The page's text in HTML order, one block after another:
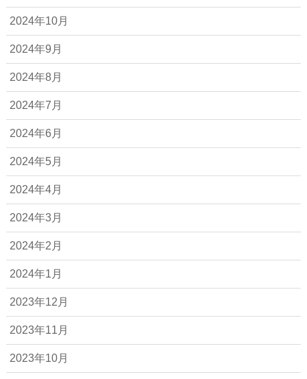
2024年10月
2024年9月
2024年8月
2024年7月
2024年6月
2024年5月
2024年4月
2024年3月
2024年2月
2024年1月
2023年12月
2023年11月
2023年10月